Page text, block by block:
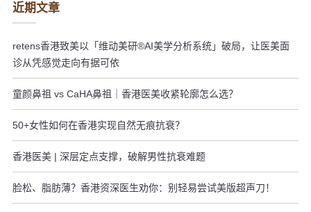
近期文章
retens香港致美以「维动美研®AI美学分析系统」破局，让医美面
诊从凭感觉走向有据可依
童颜鼻祖 vs CaHA鼻祖｜香港医美收紧轮廓怎么选？
50+女性如何在香港实现自然无痕抗衰？
香港医美 | 深层定点支撑，破解男性抗衰难题
脸松、脂肪薄？香港资深医生劝你：别轻易尝试美版超声刀！